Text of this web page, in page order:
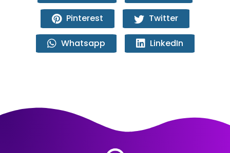
Pinterest Twitter
Whatsapp LinkedIn